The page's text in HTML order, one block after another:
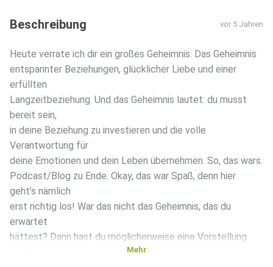
Beschreibung vor 5 Jahren
Heute verrate ich dir ein großes Geheimnis. Das Geheimnis
entspannter Beziehungen, glücklicher Liebe und einer
erfüllten
Langzeitbeziehung. Und das Geheimnis lautet: du musst
bereit sein,
in deine Beziehung zu investieren und die volle
Verantwortung für
deine Emotionen und dein Leben übernehmen. So, das wars.
Podcast/Blog zu Ende. Okay, das war Spaß, denn hier
geht’s nämlich
erst richtig los! War das nicht das Geheimnis, das du
erwartet
hättest? Dann hast du möglicherweise eine Vorstellung
Mehr